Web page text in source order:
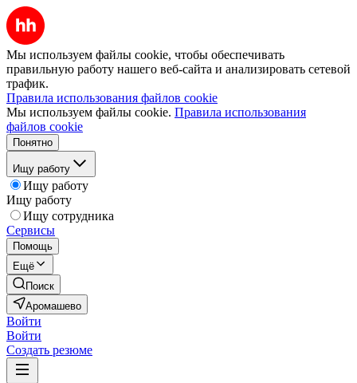
Мы используем файлы cookie, чтобы обеспечивать
правильную работу нашего веб-сайта и анализировать сетевой
трафик.
Правила использования файлов cookie
Мы используем файлы cookie. Правила использования
файлов cookie
Понятно
Ищу работу
Ищу работу
Ищу работу
Ищу сотрудника
Сервисы
Помощь
Ещё
Поиск
Аромашево
Войти
Войти
Создать резюме